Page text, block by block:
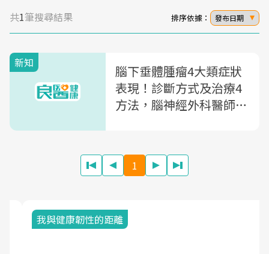
共1筆搜尋結果 排序依據： 發布日期
新知
腦下垂體腫瘤4大類症狀
表現！診斷方式及治療4
方法，腦神經外科醫師一
1
我與健康韌性的距離